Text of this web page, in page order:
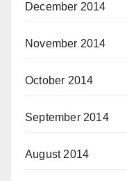
December 2014
November 2014
October 2014
September 2014
August 2014